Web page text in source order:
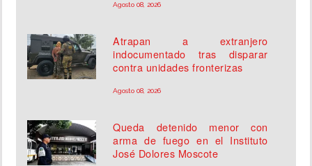
Agosto 08, 2026
Atrapan a extranjero
indocumentado tras disparar
contra unidades fronterizas
Agosto 08, 2026
Queda detenido menor con
arma de fuego en el Instituto
José Dolores Moscote